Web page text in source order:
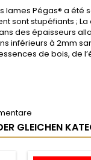
lames Pégas® a
sont stupéfiants ;
des épaisseurs
inférieurs à 2mm
de bois, de
GLEICHEN